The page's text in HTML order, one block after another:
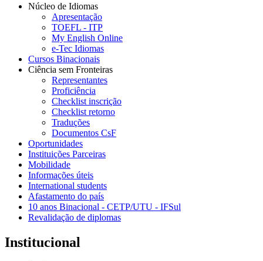
Núcleo de Idiomas
Apresentação
TOEFL - ITP
My English Online
e-Tec Idiomas
Cursos Binacionais
Ciência sem Fronteiras
Representantes
Proficiência
Checklist inscrição
Checklist retorno
Traduções
Documentos CsF
Oportunidades
Instituições Parceiras
Mobilidade
Informações úteis
International students
Afastamento do país
10 anos Binacional - CETP/UTU - IFSul
Revalidação de diplomas
Institucional